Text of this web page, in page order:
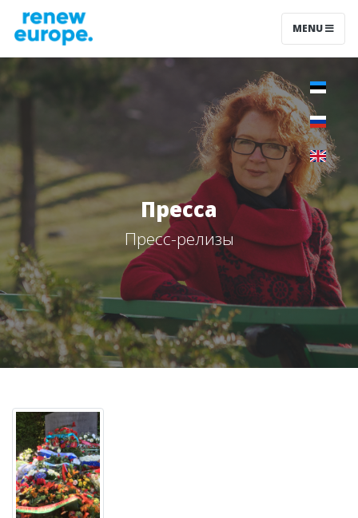
MENU
Пресса
Пресс-релизы